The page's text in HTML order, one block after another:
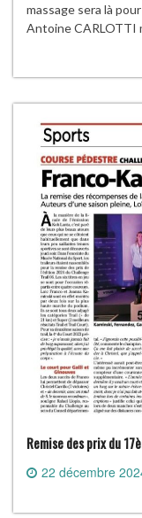
massage sera là
Antoine CARLOTTI
Remise des prix du
22 décembre